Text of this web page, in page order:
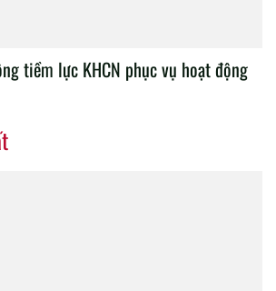
tiềm lực KHCN phục vụ hoạt động